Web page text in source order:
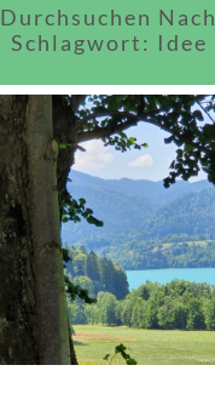
Durchsuchen Nach
Schlagwort: Idee